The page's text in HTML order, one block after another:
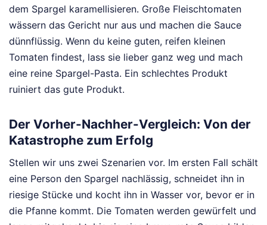
dem Spargel karamellisieren. Große Fleischtomaten
wässern das Gericht nur aus und machen die Sauce
dünnflüssig. Wenn du keine guten, reifen kleinen
Tomaten findest, lass sie lieber ganz weg und mach
eine reine Spargel-Pasta. Ein schlechtes Produkt
ruiniert das gute Produkt.
Der Vorher-Nachher-Vergleich: Von der
Katastrophe zum Erfolg
Stellen wir uns zwei Szenarien vor. Im ersten Fall schält
eine Person den Spargel nachlässig, schneidet ihn in
riesige Stücke und kocht ihn in Wasser vor, bevor er in
die Pfanne kommt. Die Tomaten werden gewürfelt und